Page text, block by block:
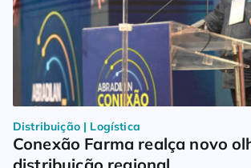
Distribuição | Logística
Conexão Farma realça novo